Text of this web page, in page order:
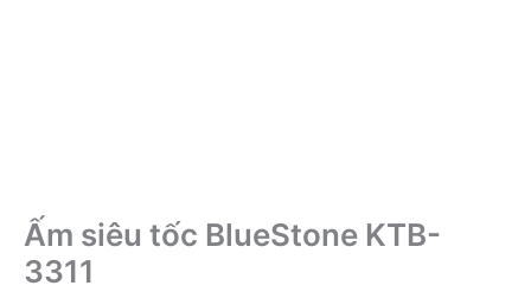
Ấm siêu tốc BlueStone KTB-
3311